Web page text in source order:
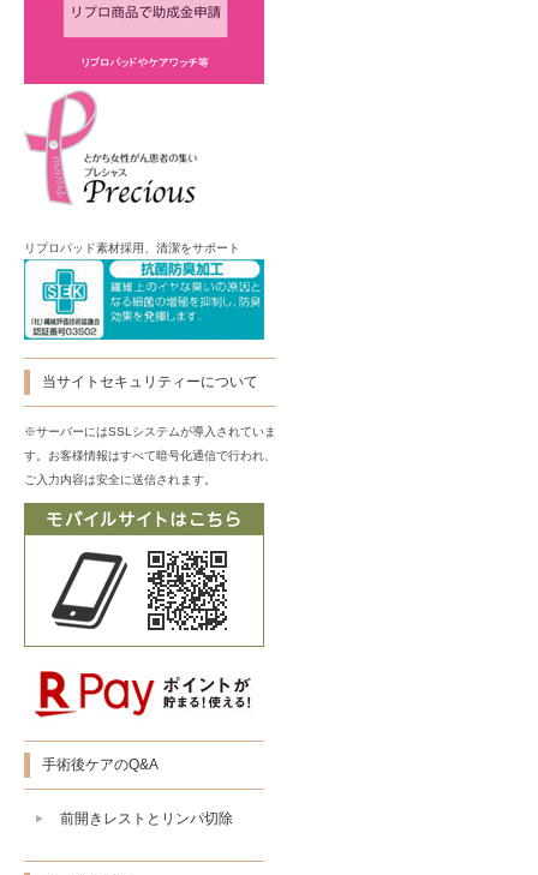
リプロパッド素材採用、清潔をサポート
当サイトセキュリティーについて
※サーバーにはSSLシステムが導入されていま
す。お客様情報はすべて暗号化通信で行われ、
ご入力内容は安全に送信されます。
手術後ケアのQ&A
前開きレストとリンパ切除